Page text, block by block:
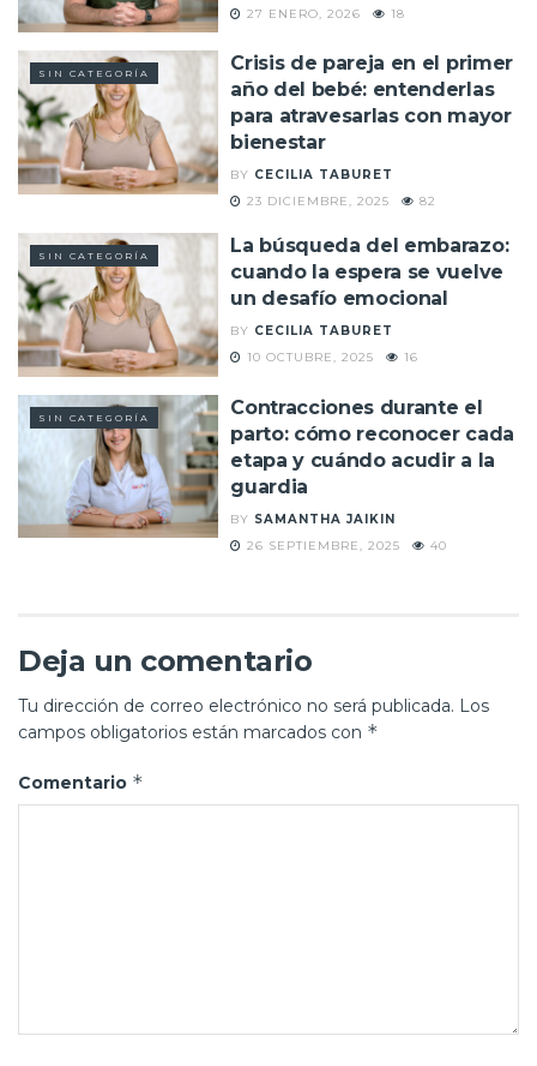
27 ENERO, 2026
18
SIN CATEGORÍA
Crisis de pareja en el primer
año del bebé: entenderlas
para atravesarlas con mayor
bienestar
BY CECILIA TABURET
23 DICIEMBRE, 2025
82
SIN CATEGORÍA
La búsqueda del embarazo:
cuando la espera se vuelve
un desafío emocional
BY CECILIA TABURET
10 OCTUBRE, 2025
16
SIN CATEGORÍA
Contracciones durante el
parto: cómo reconocer cada
etapa y cuándo acudir a la
guardia
BY SAMANTHA JAIKIN
26 SEPTIEMBRE, 2025
40
Deja un comentario
Tu dirección de correo electrónico no será publicada. Los
campos obligatorios están marcados con *
Comentario *